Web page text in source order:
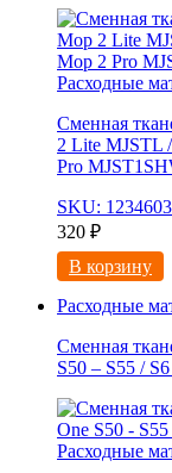
Расходные
Сменная
2 Lite MJSTL
Pro
SKU:
320 ₽
В корзину
Расходные
Сменная
S50 – S55 /
Расходные